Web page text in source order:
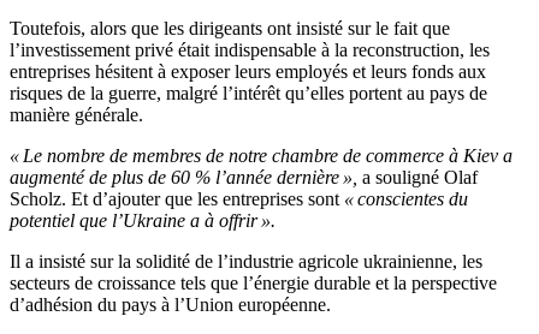
Toutefois, alors que les dirigeants ont insisté sur le fait que
l’investissement privé était indispensable à la reconstruction, les
entreprises hésitent à exposer leurs employés et leurs fonds aux
risques de la guerre, malgré l’intérêt qu’elles portent au pays de
manière générale.
« Le nombre de membres de notre chambre de commerce à Kiev a
augmenté de plus de 60 % l’année dernière », a souligné Olaf
Scholz. Et d’ajouter que les entreprises sont « conscientes du
potentiel que l’Ukraine a à offrir ».
Il a insisté sur la solidité de l’industrie agricole ukrainienne, les
secteurs de croissance tels que l’énergie durable et la perspective
d’adhésion du pays à l’Union européenne.